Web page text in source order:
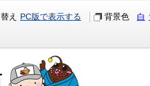
え PC版で表示する 背景色 白